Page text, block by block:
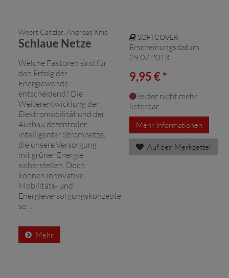
Weert Canzler, Andreas Knie
Schlaue Netze
Welche Faktoren sind für
den Erfolg der
Energiewende
entscheidend? Die
Weiterentwicklung der
Elektromobilität und der
Ausbau dezentraler,
intelligenter Stromnetze,
die unsere Versorgung
mit grüner Energie
sicherstellen. Doch
können innovative
Mobilitäts- und
Energieversorgungskonzepte
so ...
Mehr
SOFTCOVER
Erscheinungsdatum:
29.07.2013
9,95 € *
leider nicht mehr
lieferbar
Mehr Informationen
Auf den Merkzettel